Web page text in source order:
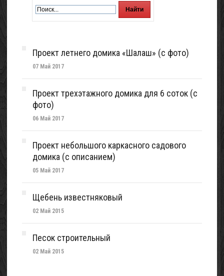
Проект летнего домика «Шалаш» (с фото)
07 Май 2017
Проект трехэтажного домика для 6 соток (с
фото)
06 Май 2017
Проект небольшого каркасного садового
домика (с описанием)
05 Май 2017
Щебень известняковый
02 Май 2015
Песок строительный
02 Май 2015